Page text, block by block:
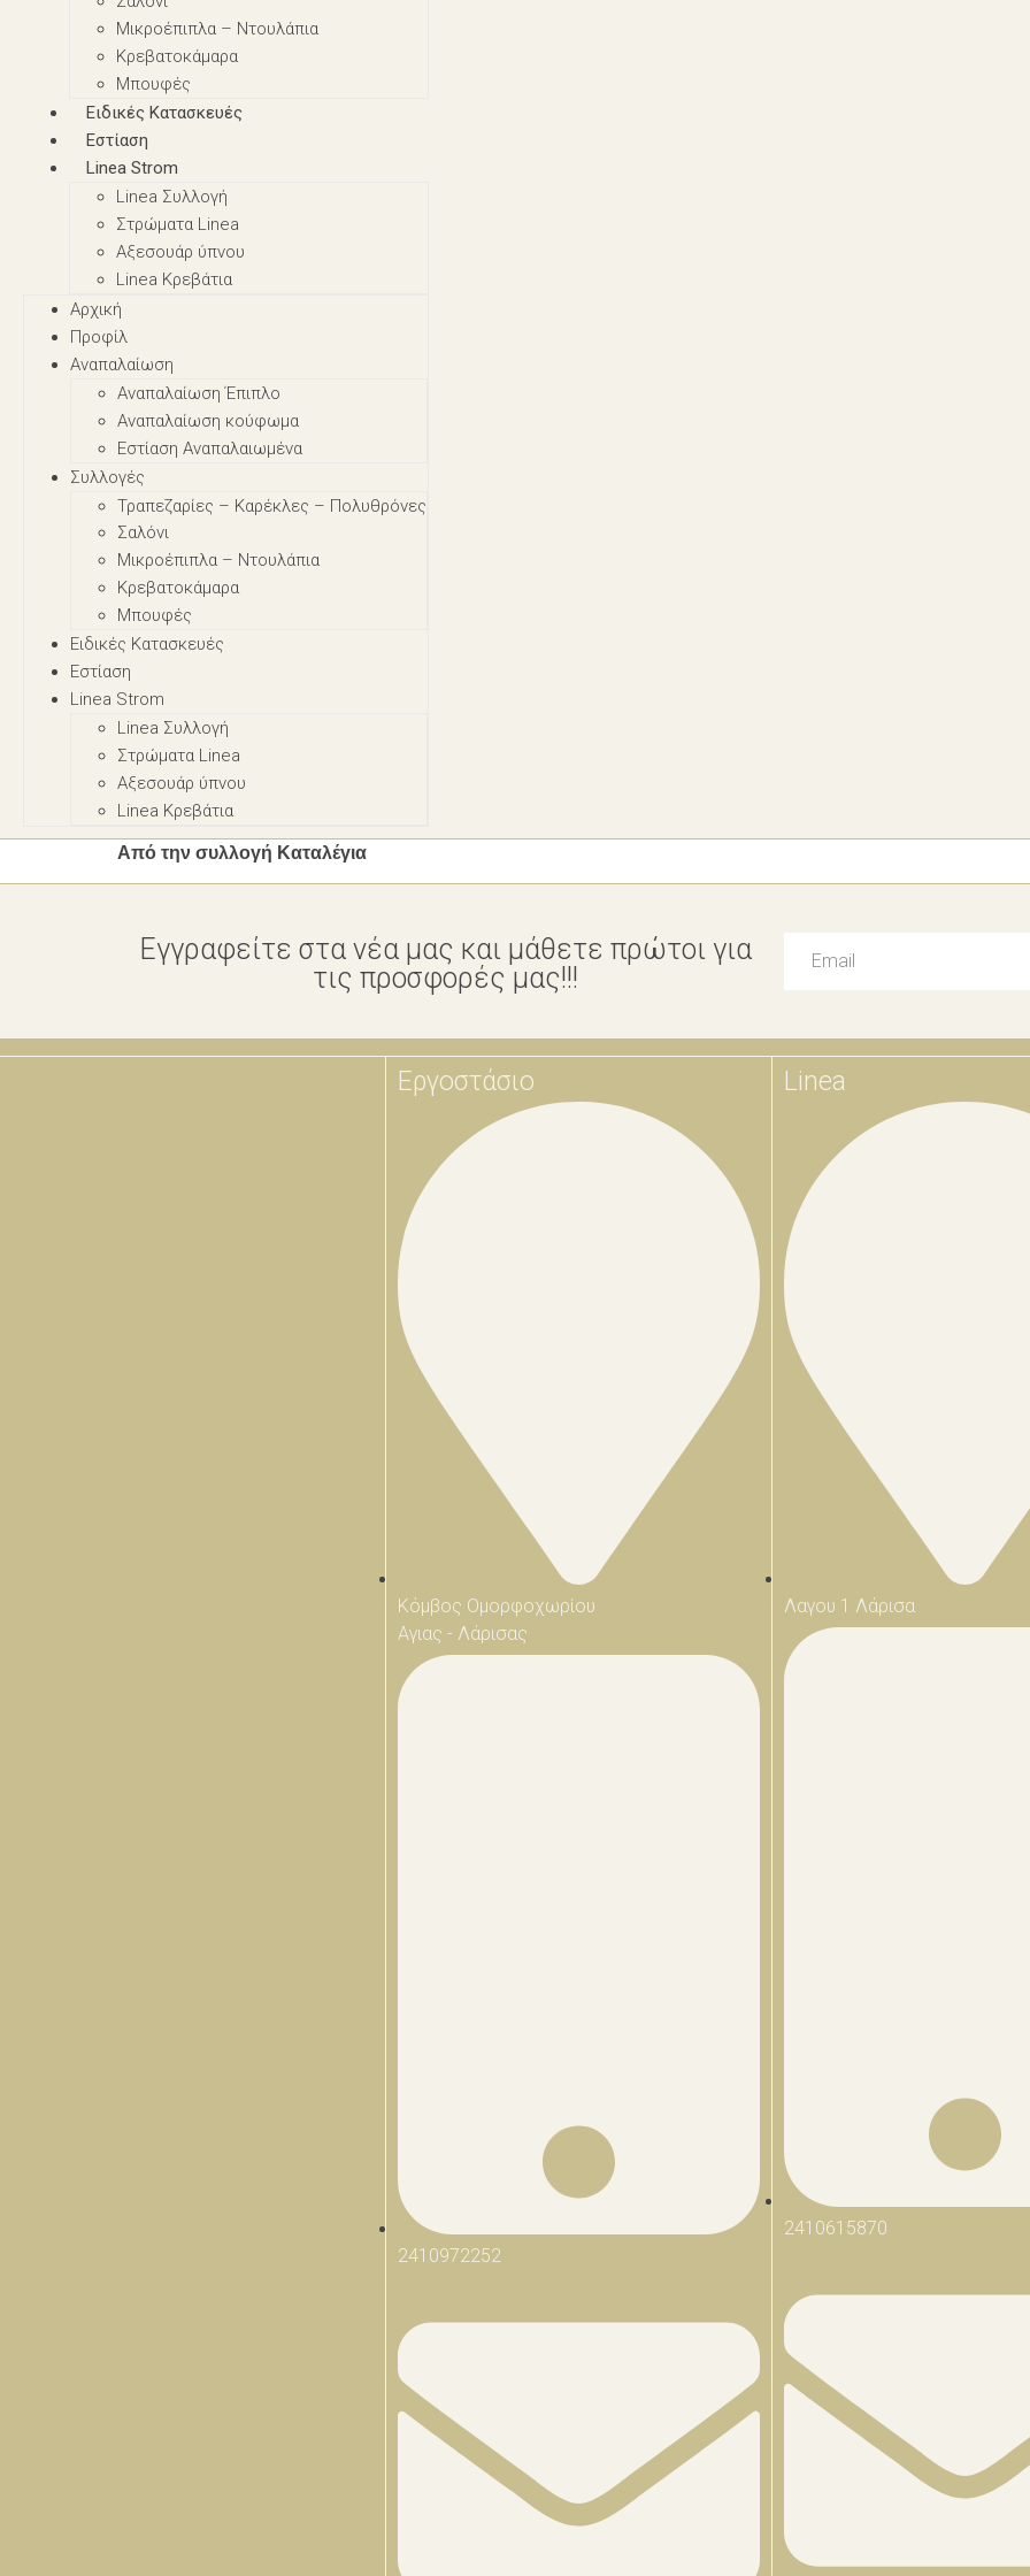
Μικροέπιπλα – Nτουλάπια
Κρεβατοκάμαρα
Μπουφές
Ειδικές Κατασκευές
Εστίαση
Linea Strom
Linea Συλλογή
Στρώματα Linea
Αξεσουάρ ύπνου
Linea Κρεβάτια
Αρχική
Προφίλ
Αναπαλαίωση
Αναπαλαίωση Έπιπλο
Αναπαλαίωση κούφωμα
Εστίαση Αναπαλαιωμένα
Συλλογές
Τραπεζαρίες – Καρέκλες – Πολυθρόνες
Σαλόνι
Μικροέπιπλα – Nτουλάπια
Κρεβατοκάμαρα
Μπουφές
Ειδικές Κατασκευές
Εστίαση
Linea Strom
Linea Συλλογή
Στρώματα Linea
Αξεσουάρ ύπνου
Linea Κρεβάτια
Aπό την συλλογή Καταλέγια
Εγγραφείτε στα νέα μας και μάθετε πρώτοι για
τις προσφορές μας!!!
Εργοστάσιο
Κόμβος Ομορφοχωρίου
Αγιας - Λάρισας
2410972252
Linea
Λαγου 1 Λάρισα
2410615870